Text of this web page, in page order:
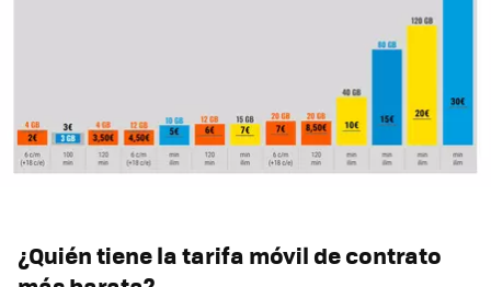
¿Quién tiene la tarifa móvil de contrato